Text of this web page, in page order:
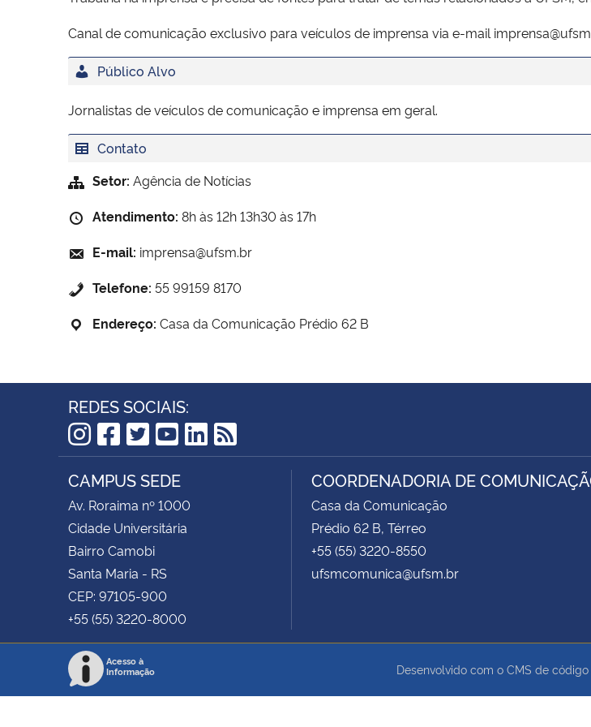
Canal de comunicação exclusivo para veículos de imprensa via e-mail
Público Alvo
Jornalistas de veículos de comunicação e imprensa em geral.
Contato
Setor: Agência de Notícias
Atendimento: 8h às 12h 13h30 às 17h
E-mail: imprensa@ufsm.br
Telefone: 55 99159 8170
Endereço: Casa da Comunicação Prédio 62 B
REDES SOCIAIS:
Instagram
Facebook
Twitter
YouTube
LinkedIn
RSS
CAMPUS SEDE
Av. Roraima nº 1000
Cidade Universitária
Bairro Camobi
Santa Maria - RS
CEP: 97105-900
+55 (55) 3220-8000
COORDENADORIA DE
Casa da Comunicação
Prédio 62 B, Térreo
+55 (55) 3220-8550
ufsmcomunica@ufsm.br
Acesso à
Informação
Desenvolvido com o CMS de